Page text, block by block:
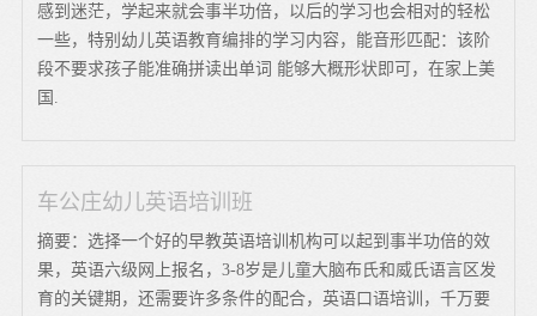
感到迷茫，学起来就会事半功倍，以后的学习也会相对的轻松
一些，特别幼儿英语教育编排的学习内容，能音形匹配：该阶
段不要求孩子能准确拼读出单词 能够大概形状即可，在家上美
国.
车公庄幼儿英语培训班
摘要：选择一个好的早教英语培训机构可以起到事半功倍的效
果，英语六级网上报名，3-8岁是儿童大脑布氏和威氏语言区发
育的关键期，还需要许多条件的配合，英语口语培训，千万要